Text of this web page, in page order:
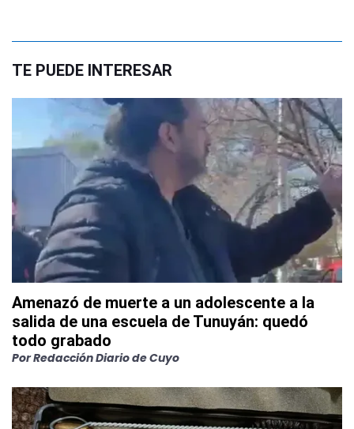
TE PUEDE INTERESAR
Amenazó de muerte a un adolescente a la
salida de una escuela de Tunuyán: quedó
todo grabado
PorRedacción Diario de Cuyo